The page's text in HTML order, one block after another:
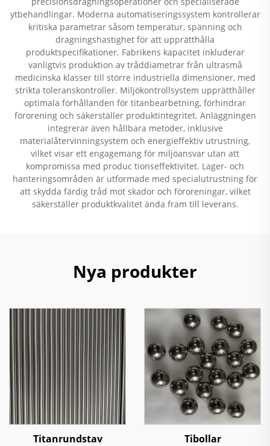
ytbehandlingar. Moderna automatiseringssystem kontrollerar
kritiska parametrar såsom temperatur, spänning och
dragningshastighet för att upprätthålla
produktspecifikationer. Fabrikens kapacitet inkluderar
vanligtvis produktion av tråddiametrar från ultrasmå
medicinska klasser till större industriella dimensioner, med
strikta toleranskontroller. Miljökontrollsystem upprätthåller
optimala förhållanden för titanbearbetning, förhindrar
förorening och säkerställer produktintegritet. Anläggningen
integrerar även hållbara metoder, inklusive
materialåtervinningsystem och energieffektiv utrustning,
vilket visar ett engagemang för miljöansvar utan att
kompromissa med produc tionseffektivitet. Lager- och
hanteringsområden är utformade med specialutrustning för
att skydda färdig tråd mot skador och föroreningar, vilket
säkerställer produktkvalitet ända fram till leverans.
Nya produkter
Titanrundstav Tibollar